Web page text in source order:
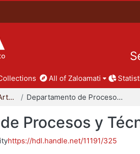
All of Zaloamati
División de Ciencias y Artes para el Diseño Departamento de Procesos y Técnicas de Realización
Procesos y
https://hdl.handle.net/11191/325